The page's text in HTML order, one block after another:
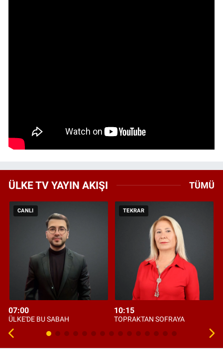
ÜLKE TV YAYIN AKIŞI TÜMÜ
CANLI
07:00
ÜLKE'DE BU SABAH
TEKRAR
10:15
TOPRAKTAN SOFRAYA